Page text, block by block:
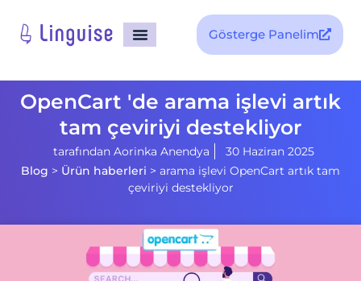
Gösterge Panelim
OpenCart 'de arama işlevi artık
tam çeviriyi destekliyor
tarafından Aorinka Anendya
30 Haziran 2025
Blog > Ürün haberleri > arama işlevi OpenCart artık tam
çeviriyi destekliyor